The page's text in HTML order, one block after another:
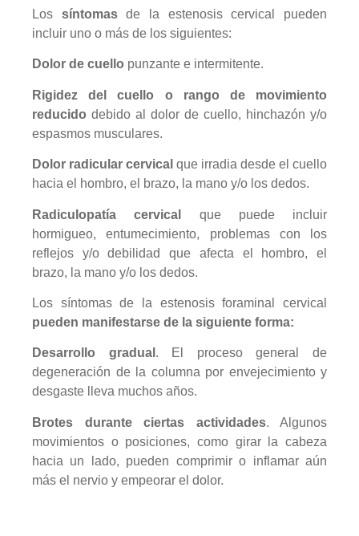
Los síntomasde la estenosis cervical pueden
incluir uno o más de los siguientes:
Dolor de cuello punzante e intermitente.
Rigidez del cuello o rango de movimiento
reducido debido al dolor de cuello, hinchazón y/o
espasmos musculares.
Dolor radicular cervical que irradia desde el cuello
hacia el hombro, el brazo, la mano y/o los dedos.
Radiculopatía cervical
que puede incluir
hormigueo, entumecimiento, problemas con los
reflejos y/o debilidad que afecta el hombro, el
brazo, la mano y/o los dedos.
Los síntomas de la estenosis foraminal cervical
pueden manifestarse de la siguiente forma:
Desarrollo gradual . El proceso general de
degeneración de la columna por envejecimiento y
desgaste lleva muchos años.
Brotes durante ciertas actividades. Algunos
movimientos o posiciones, como girar la cabeza
hacia un lado, pueden comprimir o inflamar aún
más el nervio y empeorar el dolor.